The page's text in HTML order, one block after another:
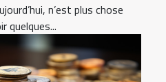
n’est plus chose
quelques...